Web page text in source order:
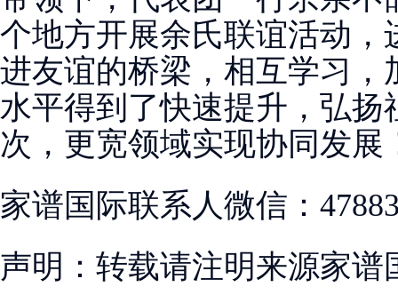
个地方开展余氏联谊活动
进友谊的桥梁，相互学习
水平得到了快速提升，弘
次，更宽领域实现协同发展
家谱国际联系人微信：
声明：转载请注明来源家谱